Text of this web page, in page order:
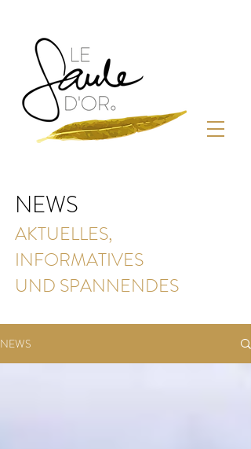
NEWS
AKTUELLES,
INFORMATIVES
UND SPANNENDES
NEWS